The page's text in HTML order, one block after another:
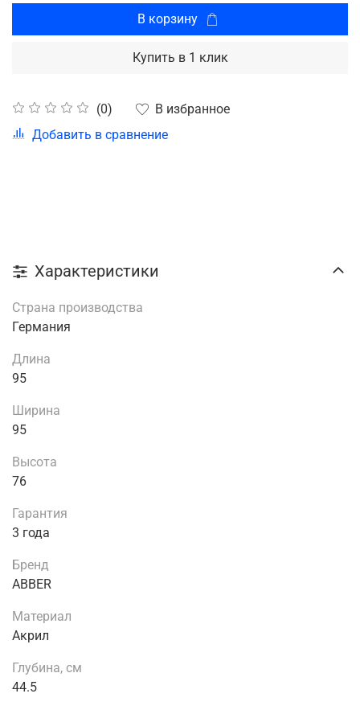
(0)
В избранное
Добавить в сравнение
В корзину
Купить в 1 клик
Характеристики
Страна производства
Германия
Длина
95
Ширина
95
Высота
76
Гарантия
3 года
Бренд
ABBER
Материал
Акрил
Глубина, см
44.5